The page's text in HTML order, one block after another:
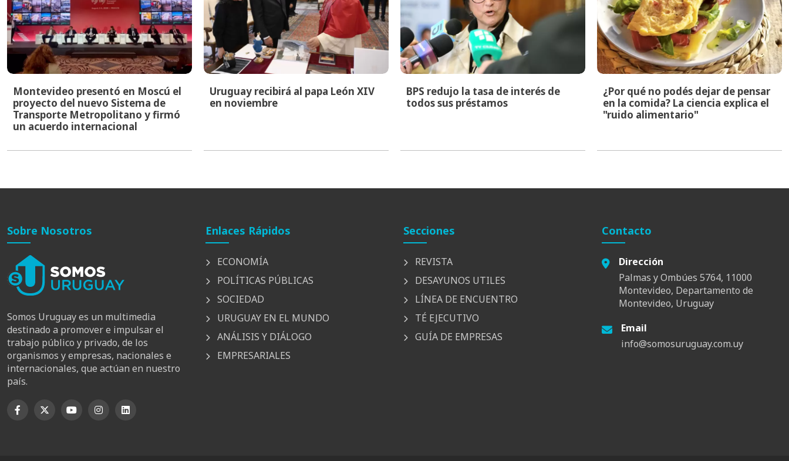
Montevideo presentó en Moscú el
proyecto del nuevo Sistema de
Transporte Metropolitano y firmó
un acuerdo internacional
Uruguay recibirá al papa León XIV
en noviembre
BPS redujo la tasa de interés de
todos sus préstamos
¿Por qué no podés dejar de pensar
en la comida? La ciencia explica el
"ruido alimentario"
Sobre Nosotros
Somos Uruguay es un multimedia
destinado a promover e impulsar el
trabajo público y privado, de los
organismos y empresas, nacionales e
internacionales, que actúan en nuestro
país.
Enlaces Rápidos
ECONOMÍA
POLÍTICAS PÚBLICAS
SOCIEDAD
URUGUAY EN EL MUNDO
ANÁLISIS Y DIÁLOGO
EMPRESARIALES
Secciones
REVISTA
DESAYUNOS UTILES
LÍNEA DE ENCUENTRO
TÉ EJECUTIVO
GUÍA DE EMPRESAS
Contacto
Dirección
Palmas y Ombúes 5764, 11000
Montevideo, Departamento de
Montevideo, Uruguay
Email
info@somosuruguay.com.uy